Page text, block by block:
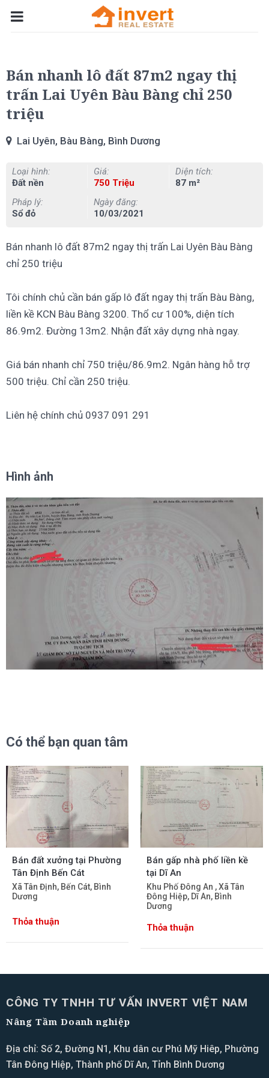
Bán nhanh lô đất 87m2 ngay thị
trấn Lai Uyên Bàu Bàng chỉ 250
triệu
Lai Uyên, Bàu Bàng, Bình Dương
Loại hình:
Đất nền
Giá:
750 Triệu
Diện tích:
87 m²
Pháp lý:
Sổ đỏ
Ngày đăng:
10/03/2021
Bán nhanh lô đất 87m2 ngay thị trấn Lai Uyên Bàu Bàng
chỉ 250 triệu
Tôi chính chủ cần bán gấp lô đất ngay thị trấn Bàu Bàng,
liền kề KCN Bàu Bàng 3200. Thổ cư 100%, diện tích
86.9m2. Đường 13m2. Nhận đất xây dựng nhà ngay.
Giá bán nhanh chỉ 750 triệu/86.9m2. Ngân hàng hỗ trợ
500 triệu. Chỉ cần 250 triệu.
Liên hệ chính chủ 0937 091 291
Hình ảnh
Có thể bạn quan tâm
Bán đất xưởng tại Phường
Tân Định Bến Cát
Xã Tân Định, Bến Cát, Bình
Dương
Thỏa thuận
Bán gấp nhà phố liền kề
tại Dĩ An
Khu Phố Đông An , Xã Tân
Đông Hiệp, Dĩ An, Bình
Dương
Thỏa thuận
CÔNG TY TNHH TƯ VẤN INVERT VIỆT NAM
Nâng Tầm Doanh nghiệp
Địa chỉ: Số 2, Đường N1, Khu dân cư Phú Mỹ Hiêp, Phường
Tân Đông Hiệp, Thành phố Dĩ An, Tỉnh Bình Dương